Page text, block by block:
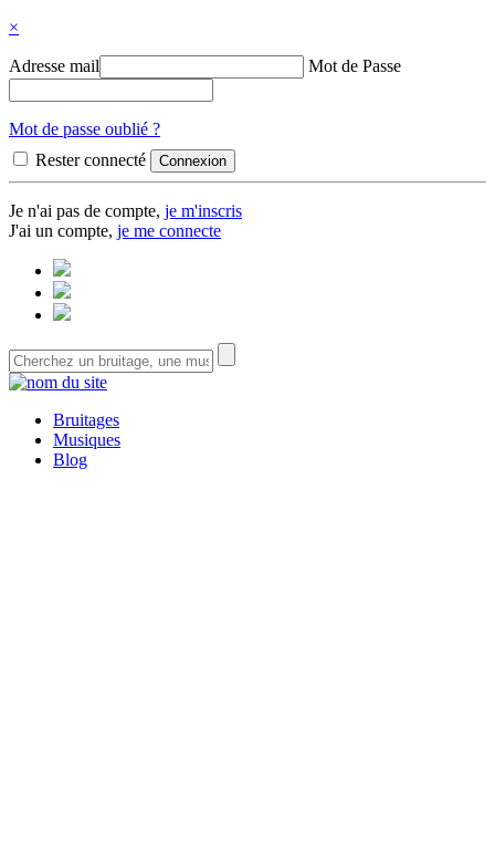
×
Adresse mail Mot de Passe
Mot de passe oublié ?
Rester connecté
Je n'ai pas de compte, je m'inscris
J'ai un compte, je me connecte
Bruitages
Musiques
Blog